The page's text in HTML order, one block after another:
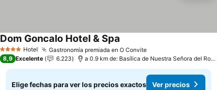
4 EstrellasHotel Gastronomía premiada en O ConviteVer precios
Dom Goncalo Hotel & Spa
8,9 Excelente 6.223 a 0.9 km de: Basílica de Nuestra Señora del
Elige fechas para ver los precios exactos Ver precios